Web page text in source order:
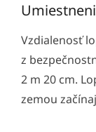
Vzdialenosť
z
2 m 20 cm.
zemou